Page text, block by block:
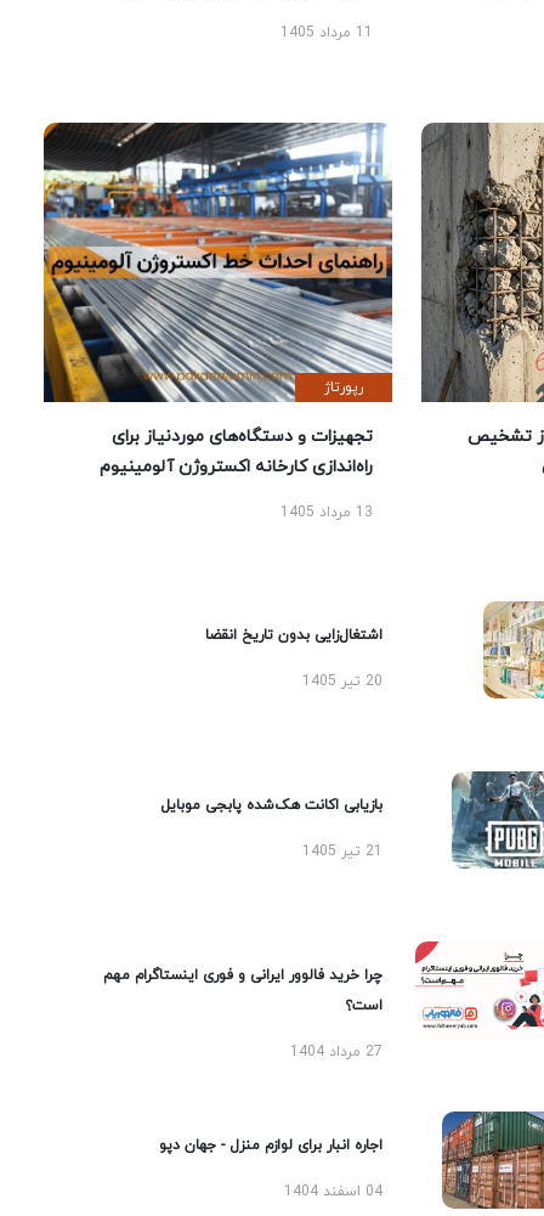
تشخیص
رپورتاژ
تجهیزات و دستگاه‌های موردنیاز برای
راه‌اندازی کارخانه اکستروژن آلومینیوم
13 مرداد 1405
اشتغال‌زایی بدون تاریخ انقضا
20 تیر 1405
بازیابی اکانت هک‌شده پابجی موبایل
چرا خرید فالوور ایرانی و فوری اینستاگرام مهم
است؟
27 مرداد 1404
اجاره انبار برای لوازم منزل - جهان دپو
04 اسفند 1404